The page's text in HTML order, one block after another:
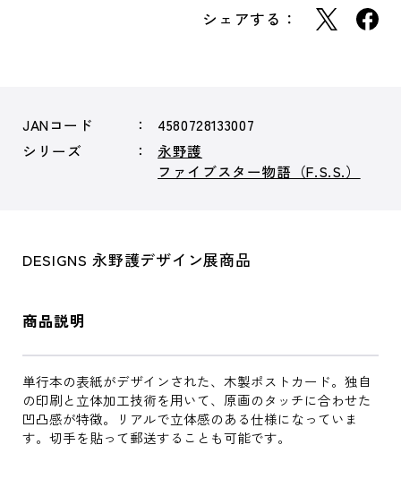
シェアする：
JANコード
4580728133007
シリーズ
永野護
ファイブスター物語（F.S.S.）
DESIGNS 永野護デザイン展商品
商品説明
単行本の表紙がデザインされた、木製ポストカード。独自
の印刷と立体加工技術を用いて、原画のタッチに合わせた
凹凸感が特徴。リアルで立体感のある仕様になっていま
す。切手を貼って郵送することも可能です。